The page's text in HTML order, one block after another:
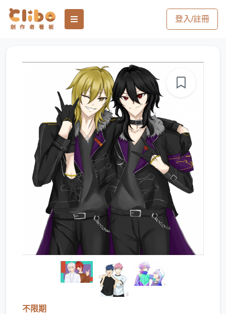
登入/註冊
不限期